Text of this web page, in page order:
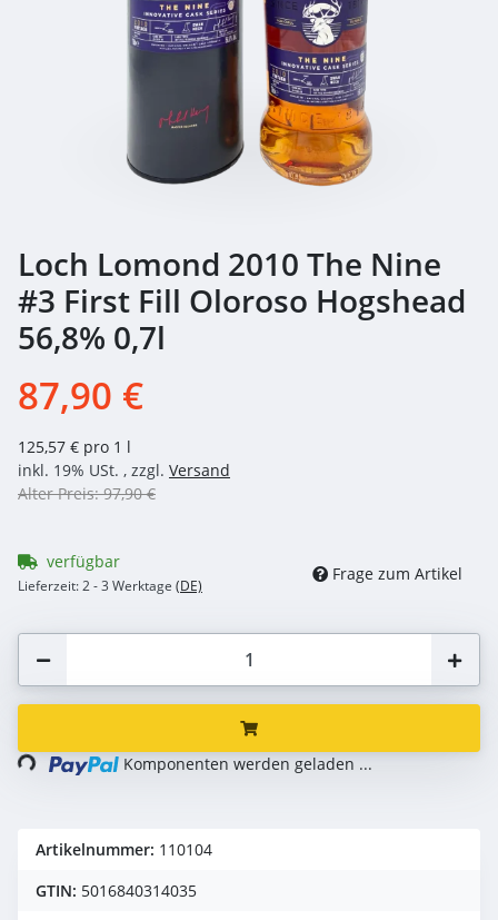
Loch Lomond 2010 The Nine
#3 First Fill Oloroso Hogshead
56,8% 0,7l
87,90 €
125,57 € pro 1 l
inkl. 19% USt. , zzgl. Versand
Alter Preis: 97,90 €
verfügbar
Lieferzeit:2 - 3 Werktage (DE)
Frage zum Artikel
Komponenten werden geladen ...
Artikelnummer: 110104
GTIN: 5016840314035